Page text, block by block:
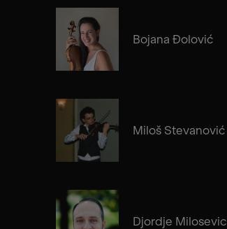
Bojana Đolović
Miloš Stevanović
Djordje Milosevic